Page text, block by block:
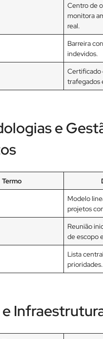
Centro de
monitora
real.
Barreira
indevidos.
Certificado
trafegados
e
Termo
Modelo
projetos
Reunião
de escopo
Lista
prioridades.